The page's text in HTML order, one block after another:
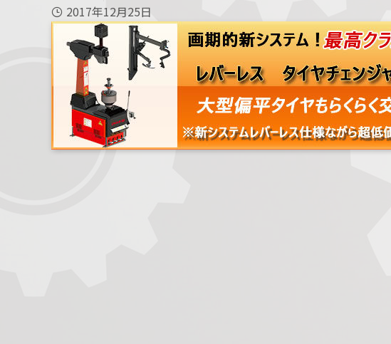
2017年12月25日